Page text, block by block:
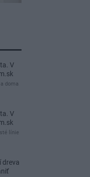
V
doma
V
línie
dreva